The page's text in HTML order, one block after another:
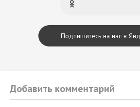
Подпишитесь на нас в
Добавить комментарий